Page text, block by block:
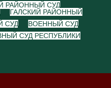
РАЙОННЫЙ СУД
ГАЛСКИЙ РАЙОННЫЙ
СУД
ВОЕННЫЙ СУД
СУД РЕСПУБЛИКИ